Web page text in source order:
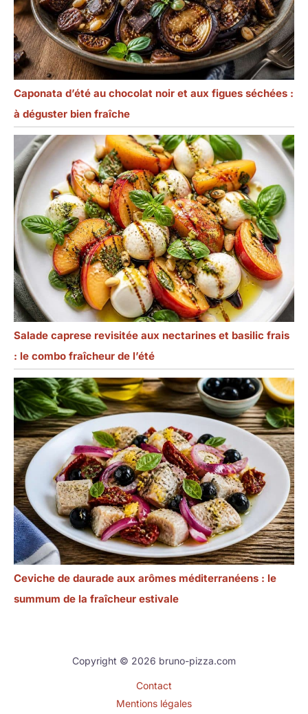
Caponata d’été au chocolat noir et aux figues séchées :
à déguster bien fraîche
Salade caprese revisitée aux nectarines et basilic frais
: le combo fraîcheur de l’été
Ceviche de daurade aux arômes méditerranéens : le
summum de la fraîcheur estivale
Copyright © 2026 bruno-pizza.com
Contact
Mentions légales